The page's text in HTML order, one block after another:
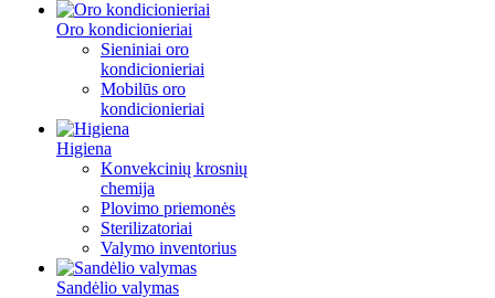
Oro kondicionieriai
Sieniniai oro
kondicionieriai
Mobilūs oro
kondicionieriai
Higiena
Konvekcinių krosnių
chemija
Plovimo priemonės
Sterilizatoriai
Valymo inventorius
Sandėlio valymas